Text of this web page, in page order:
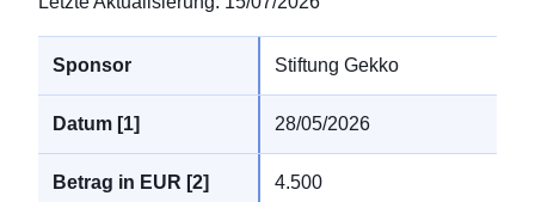
Stiftung Gekko
28/05/2026
4.500